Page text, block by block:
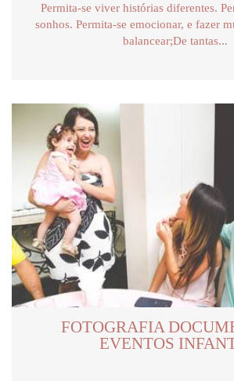
Permita-se viver histórias diferentes.
sonhos. Permita-se emocionar, e fazer
balancear;De tantas...
FOTOGRAFIA
EVENTOS